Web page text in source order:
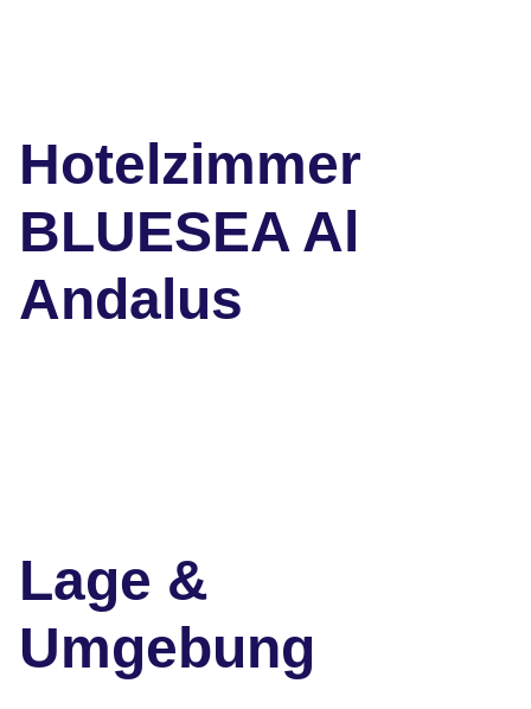
Hotelzimmer
BLUESEA Al
Andalus
Lage &
Umgebung